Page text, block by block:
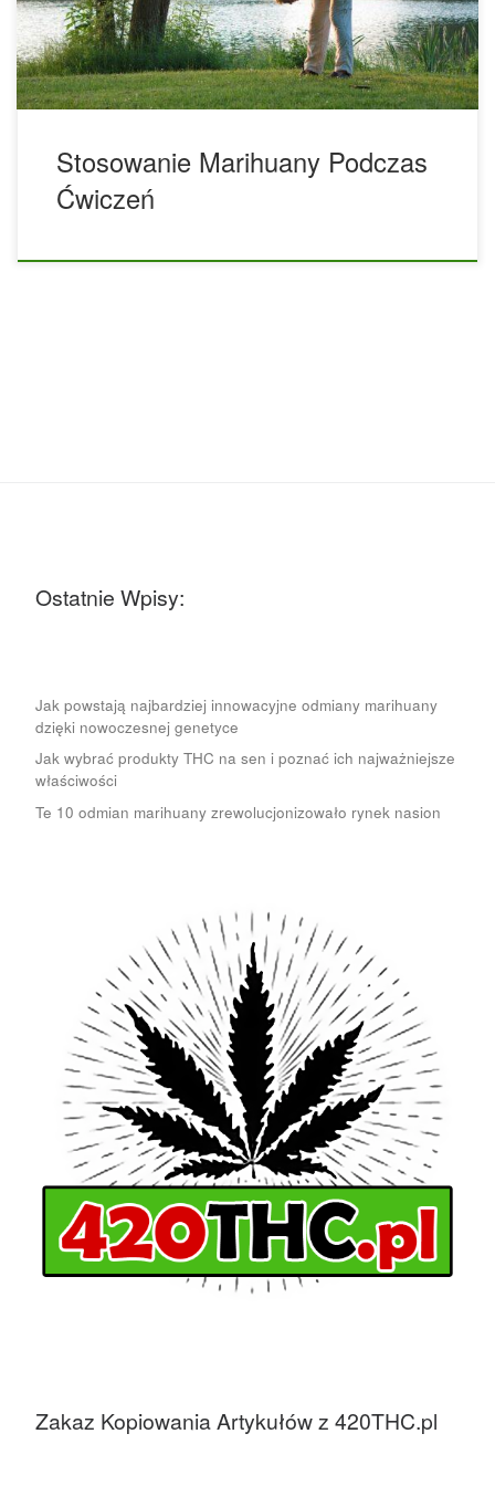
ćwiczenia będą lepsze. Marihuana a masa ciała Według
badania z 2014 r. „Marihuana i masa ciała”, […]
Stosowanie Marihuany Podczas
Ćwiczeń
Ostatnie Wpisy:
Jak powstają najbardziej innowacyjne odmiany marihuany
dzięki nowoczesnej genetyce
Jak wybrać produkty THC na sen i poznać ich najważniejsze
właściwości
Te 10 odmian marihuany zrewolucjonizowało rynek nasion
Zakaz Kopiowania Artykułów z 420THC.pl